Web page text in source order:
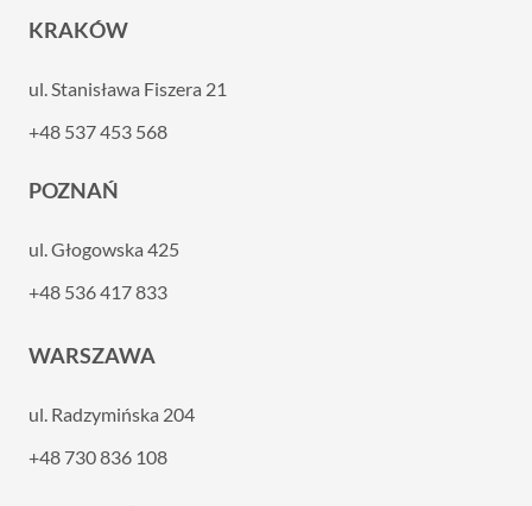
KRAKÓW
ul. Stanisława Fiszera 21
+48 537 453 568
POZNAŃ
ul. Głogowska 425
+48 536 417 833
WARSZAWA
ul. Radzymińska 204
+48 730 836 108